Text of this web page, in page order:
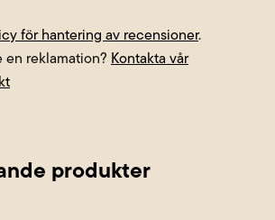
för hantering av recensioner.
en reklamation? Kontakta vår
produkter